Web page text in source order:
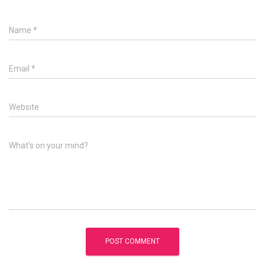
Name *
Email *
Website
What's on your mind?